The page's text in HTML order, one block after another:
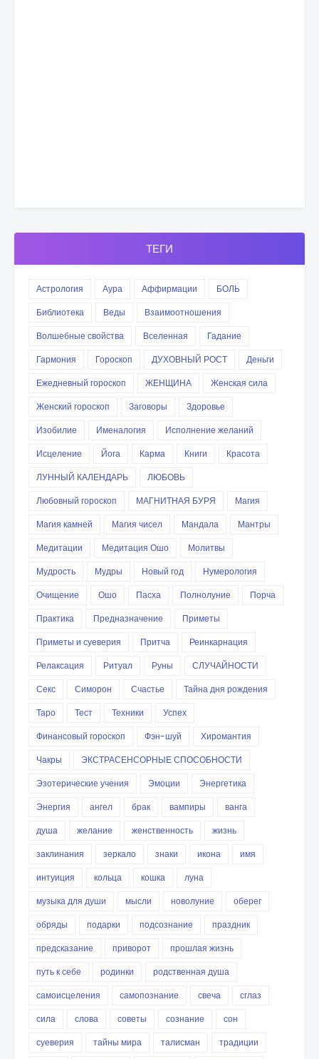
ТЕГИ
Астрология Аура Аффирмации
БОЛЬ
Библиотека
Веды
Взаимоотношения
Волшебные свойства
Вселенная
Гадание
Гармония
Гороскоп ДУХОВНЫЙ РОСТ
Деньги
Ежедневный гороскоп
ЖЕНЩИНА
Женская сила
Женский гороскоп
Заговоры
Здоровье
Изобилие
Именалогия
Исполнение желаний
Исцеление
Йога Карма Книги
Красота
ЛУННЫЙ КАЛЕНДАРЬ
ЛЮБОВЬ
Любовный гороскоп
МАГНИТНАЯ БУРЯ
Магия
Магия камней
Магия чисел Мандала
Мантры
Медитации
Медитация Ошо
Молитвы
Мудрость
Мудры Новый год
Нумерология
Очищение
Ошо Пасха Полнолуние
Порча
Практика
Предназначение
Приметы
Приметы и суеверия
Притча
Реинкарнация
Релаксация
Ритуал Руны
СЛУЧАЙНОСТИ
Секс
Симорон Счастье
Тайна дня рождения
Таро
Тест Техники
Успех
Финансовый гороскоп
Фэн-шуй
Хиромантия
Чакры
ЭКСТРАСЕНСОРНЫЕ СПОСОБНОСТИ
Эзотерические учения
Эмоции
Энергетика
Энергия
ангел брак вампиры
ванга
душа
желание женственность
жизнь
заклинания
зеркало знаки икона
имя
интуиция
кольца кошка
луна
музыка для души
мысли новолуние
оберег
обряды
подарки подсознание
праздник
предсказание
приворот
прошлая жизнь
путь к себе
родинки
родственная душа
самоисцеления
самопознание свеча
сглаз
сила
слова советы сознание
сон
суеверия
тайны мира талисман
традиции